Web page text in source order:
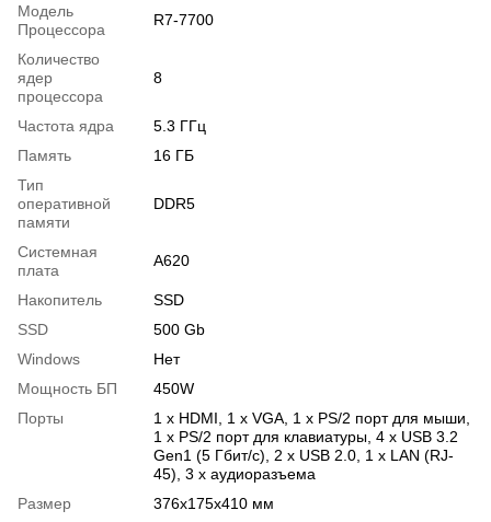
Модель
Процессора
R7-7700
Количество
ядер
процессора
8
Частота ядра
5.3 ГГц
Память
16 ГБ
Тип
оперативной
памяти
DDR5
Системная
плата
A620
Накопитель
SSD
SSD
500 Gb
Windows
Нет
Мощность БП
450W
Порты
1 x HDMI, 1 x VGA, 1 x PS/2 порт для мыши,
1 x PS/2 порт для клавиатуры, 4 x USB 3.2
Gen1 (5 Гбит/с), 2 x USB 2.0, 1 x LAN (RJ-
45), 3 х аудиоразъема
Размер
376x175x410 мм